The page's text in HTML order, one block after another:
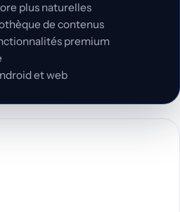
plus naturelles
de contenus
premium
et web